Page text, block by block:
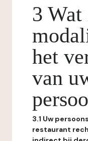
3
het
van
3.1 Uw
restaurant